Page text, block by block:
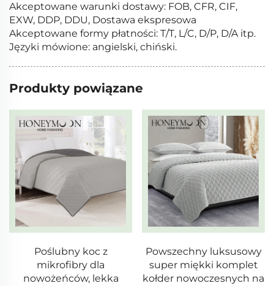
Akceptowane warunki dostawy: FOB, CFR, CIF,
EXW, DDP, DDU, Dostawa ekspresowa
Akceptowane formy płatności: T/T, L/C, D/P, D/A itp.
Języki mówione: angielski, chiński.
Produkty powiązane
Poślubny koc z
mikrofibry dla
nowożeńców, lekka
Powszechny luksusowy
super miękki komplet
kołder nowoczesnych na